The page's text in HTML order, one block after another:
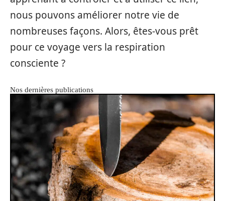
nous pouvons améliorer notre vie de
nombreuses façons. Alors, êtes-vous prêt
pour ce voyage vers la respiration
consciente ?
Nos dernières publications